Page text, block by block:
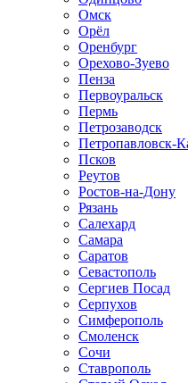
Омск
Орёл
Оренбург
Орехово-Зуево
Пенза
Первоуральск
Пермь
Петрозаводск
Петропавловск-
Псков
Реутов
Ростов-на-Дону
Рязань
Салехард
Самара
Саратов
Севастополь
Сергиев Посад
Серпухов
Симферополь
Смоленск
Сочи
Ставрополь